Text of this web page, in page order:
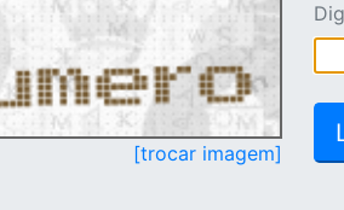
[trocar imagem]